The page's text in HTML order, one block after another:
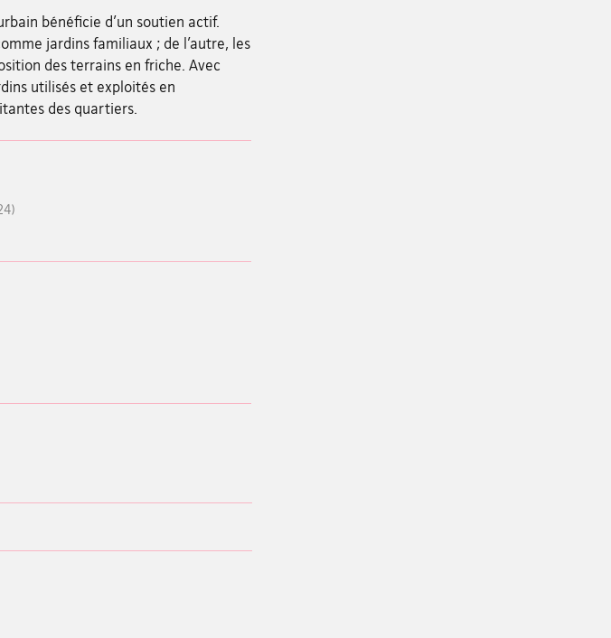
bénéficie d’un soutien actif.
jardins familiaux ; de l’autre, les
des terrains en friche. Avec
utilisés et exploités en
des quartiers.